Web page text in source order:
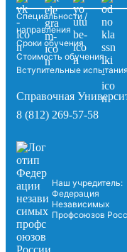
Специальности /
направления
Сроки обучения
Стоимость обучения
Вступительные испытания
Справочная
8 (812) 269-57-58
Наш учредитель:
Федерация
Независимых
Профсоюзов